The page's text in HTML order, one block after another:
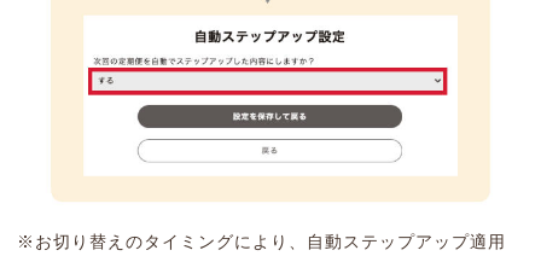
※お切り替えのタイミングにより、自動ステップアップ適用